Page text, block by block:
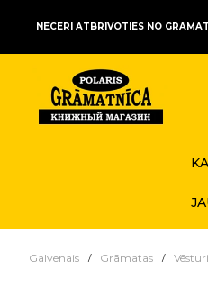
NECERI ATBRĪVOTIES NO
Galvenais Grāmatas